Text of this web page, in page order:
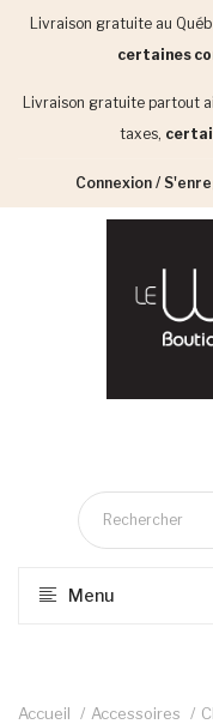
Livraison gratuite au
certaines
Livraison gratuite partout
taxes,
Connexion /
Menu
Accueil Accessoires